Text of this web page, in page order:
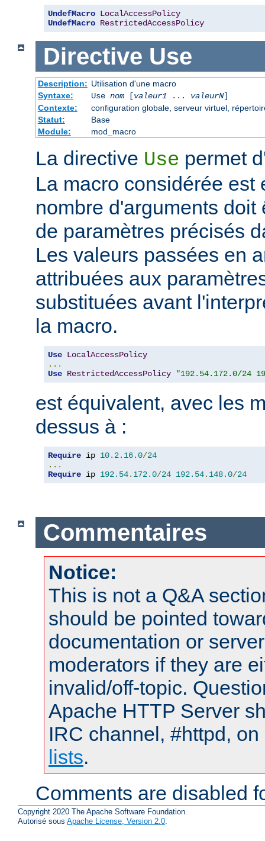
UndefMacro LocalAccessPolicy
UndefMacro RestrictedAccessPolicy
Directive Use
Description: Utilisation d'une macro
Syntaxe:
Use nom[valeur1... valeurN]
Contexte:
configuration globale, serveur virtuel,
Statut:
Base
Module:
mod_macro
La directive Use permet
La macro considérée est
nombre d'arguments
de paramètres précisés
Les valeurs passées en
attribuées aux
substituées avant
la macro.
Use LocalAccessPolicy
...
Use RestrictedAccessPolicy "192.54.172.0/24
est équivalent, avec les
dessus à :
Require ip 10.2. 16.0/24
...
Require ip 192.54. 172.0/24 192.54. 148.0/24
Commentaires
Notice:
This is not a Q&A
should be pointed
documentation or
moderators if they are
invalid/off-topic.
Apache HTTP Server
IRC channel, #httpd,
lists.
Comments are disabled
Copyright 2020 The Apache Software Foundation.
Autorisé sous Apache License, Version 2.0